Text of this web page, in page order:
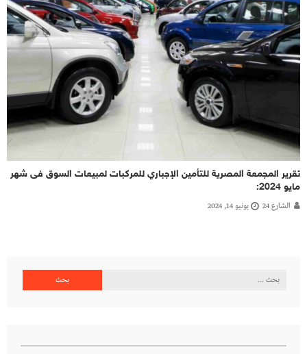
تقرير المجمعة المصرية للتأمين الإجباري للمركبات لمبيعات السوق فى شهر
مايو 2024:
الشارع 24 يونيو 14, 2024
البحث